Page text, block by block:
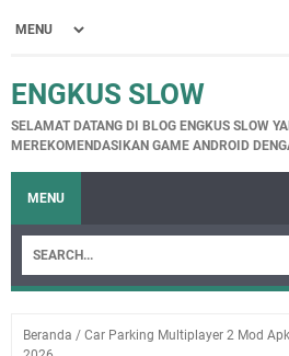
ENGKUS SLOW
SELAMAT DATANG DI BLOG ENGKUS SLOW
MEREKOMENDASIKAN GAME ANDROID
MENU
Beranda / Car Parking Multiplayer 2 Mod